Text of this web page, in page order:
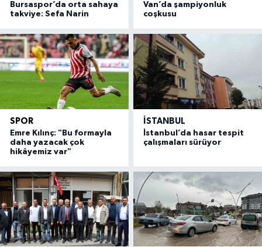
Bursaspor’da orta sahaya
takviye: Sefa Narin
Van’da şampiyonluk
coşkusu
SPOR
Emre Kılınç: "Bu formayla
daha yazacak çok
hikâyemiz var"
İSTANBUL
İstanbul’da hasar tespit
çalışmaları sürüyor